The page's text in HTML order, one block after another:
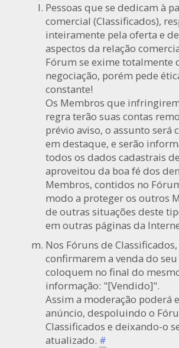
Pessoas que se dedicam à
comercial (Classificados),
inteiramente pela oferta e
aspectos da relação
Fórum se exime totalmente
negociação, porém pede
constante!
Os Membros que
regra terão suas contas
prévio aviso, o assunto será
em destaque, e serão
todos os dados cadastrais
aproveitou da boa fé dos
Membros, contidos no
modo a proteger os outros
de outras situações deste
em outras páginas da
Nos Fóruns de
confirmarem a venda do
coloquem no final do
informação: "[Vendido]".
Assim a moderação poderá
anúncio, despoluindo o
Classificados e deixando-o
atualizado. #